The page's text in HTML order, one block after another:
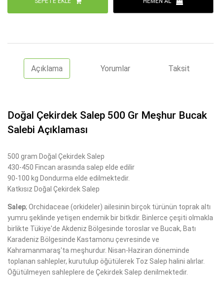
Açıklama Yorumlar Taksit
Doğal Çekirdek Salep 500 Gr Meşhur Bucak
Salebi Açıklaması
500 gram Doğal Çekirdek Salep
430-450 Fincan arasında salep elde edilir
90-100 kg Dondurma elde edilmektedir.
Katkısız Doğal Çekirdek Salep
Salep; Orchidaceae (orkideler) ailesinin birçok türünün toprak altı
yumru şeklinde yetişen endemik bir bitkdir. Binlerce çeşiti olmakla
birlikte Tükiye'de Akdeniz Bölgesinde toroslar ve Bucak, Batı
Karadeniz Bölgesinde Kastamonu çevresinde ve
Kahramanmaraş'ta meşhurdur. Nisan-Haziran döneminde
toplanan sahlepler, kurutulup öğütülerek Toz Salep halini alırlar.
Öğütülmeyen sahleplere de Çekirdek Salep denilmektedir.